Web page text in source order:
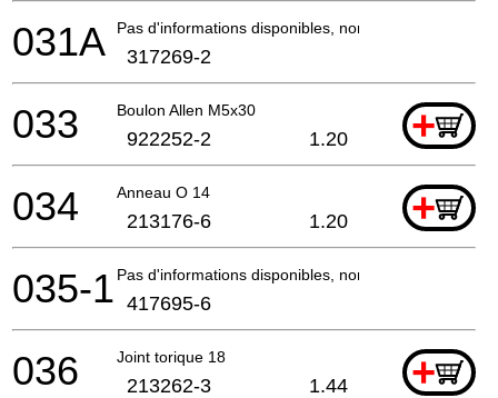
Pas d'informations disponibles, non commandable
031A 317269-2
Boulon Allen M5x30 +
033 922252-2 1.20
Anneau O 14 +
034 213176-6 1.20
Pas d'informations disponibles, non commandable
035-1 417695-6
Joint torique 18 +
036 213262-3 1.44